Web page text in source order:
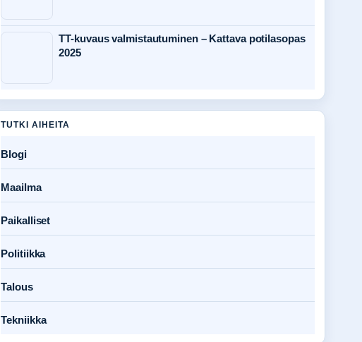
TT-kuvaus valmistautuminen – Kattava potilasopas
2025
TUTKI AIHEITA
Blogi
Maailma
Paikalliset
Politiikka
Talous
Tekniikka